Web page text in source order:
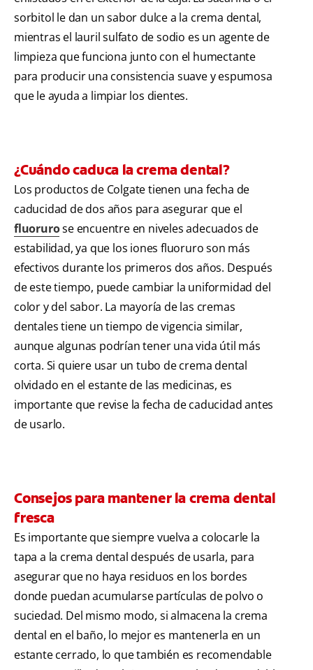
sorbitol le dan un sabor dulce a la crema dental,
mientras el lauril sulfato de sodio es un agente de
limpieza que funciona junto con el humectante
para producir una consistencia suave y espumosa
que le ayuda a limpiar los dientes.
¿Cuándo caduca la crema dental?
Los productos de Colgate tienen una fecha de
caducidad de dos años para asegurar que el
fluorurose encuentre en niveles adecuados de
estabilidad, ya que los iones fluoruro son más
efectivos durante los primeros dos años. Después
de este tiempo, puede cambiar la uniformidad del
color y del sabor. La mayoría de las cremas
dentales tiene un tiempo de vigencia similar,
aunque algunas podrían tener una vida útil más
corta. Si quiere usar un tubo de crema dental
olvidado en el estante de las medicinas, es
importante que revise la fecha de caducidad antes
de usarlo.
Consejos para mantener la crema dental
fresca
Es importante que siempre vuelva a colocarle la
tapa a la crema dental después de usarla, para
asegurar que no haya residuos en los bordes
donde puedan acumularse partículas de polvo o
suciedad. Del mismo modo, si almacena la crema
dental en el baño, lo mejor es mantenerla en un
estante cerrado, lo que también es recomendable